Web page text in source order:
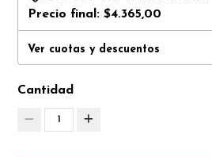
Precio final:$4.365,00
Ver cuotas y descuentos
Cantidad
1